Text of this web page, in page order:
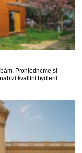
Prohlédněme si
kvalitní bydlení